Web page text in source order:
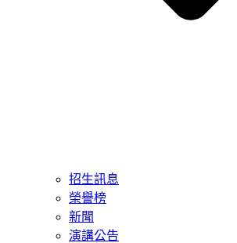
招生訊息
榮譽榜
新聞
演講公告